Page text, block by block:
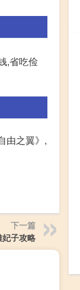
,省吃俭
由之翼》,
下一篇
妃子攻略